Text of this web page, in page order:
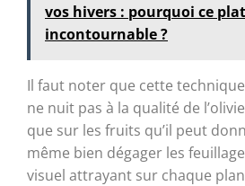
vos hivers : pourquoi ce
incontournable ?
Il faut noter que cette
ne nuit pas à la qualité de
que sur les fruits qu’il peut
même bien dégager les
visuel attrayant sur chaque